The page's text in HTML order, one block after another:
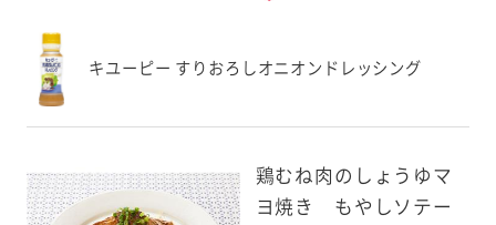
スマートフォン
メールをお送りい
のメールアドレス
」を受信を許可
ドメイン指定受信
します。
キユーピー すりおろしオニオンドレッシング
鶏むね肉のしょうゆマ
ヨ焼き もやしソテー